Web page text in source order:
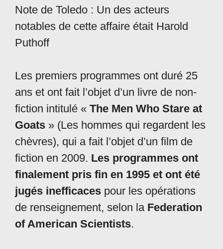
Note de Toledo : Un des acteurs
notables de cette affaire était Harold
Puthoff
Les premiers programmes ont duré 25
ans et ont fait l’objet d’un livre de non-
fiction intitulé « The Men Who Stare at
Goats » (Les hommes qui regardent les
chèvres), qui a fait l’objet d’un film de
fiction en 2009. Les programmes ont
finalement pris fin en 1995 et ont été
jugés inefficaces pour les opérations
de renseignement, selon la Federation
of American Scientists.